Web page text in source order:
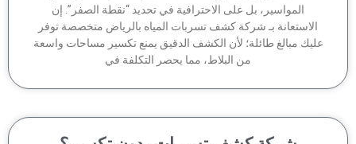
المواسير، بل على الاحترافية في تحديد “نقطة الصفر”. إن
بـ شركة كشف تسربات المياه بالرياض متخصصة توفر
مبالغ طائلة؛ لأن الكشف الدقيق يمنع تكسير مساحات واسعة
من البلاط، مما يحصر التكلفة في